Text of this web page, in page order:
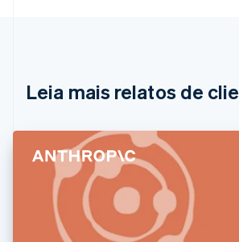
Leia mais relatos de
Bulgária
Français
China continental
简体中文 English
Chipre
English
Croácia
English Italiano